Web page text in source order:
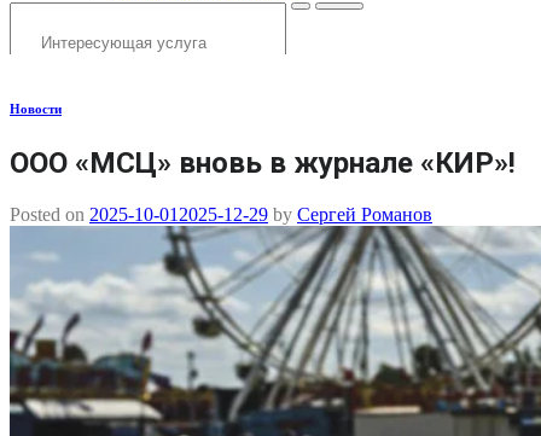
Новости
ООО «МСЦ» вновь в журнале «КИР»!
Posted on 2025-10-01 2025-12-29 by Сергей Романов